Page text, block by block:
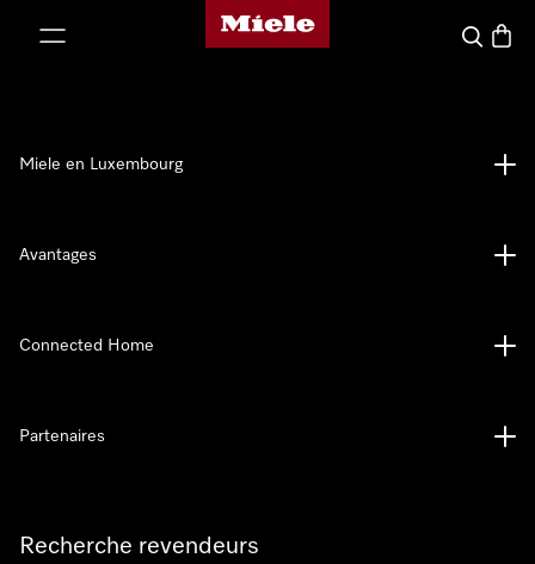
Page d'accueil de Miele
Panier
Recherche revendeurs
Miele en Luxembourg
Avantages
Connected Home
Partenaires